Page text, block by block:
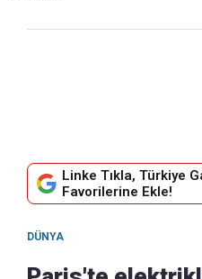
Linke Tıkla, Türkiye
Favorilerine Ekle!
DÜNYA